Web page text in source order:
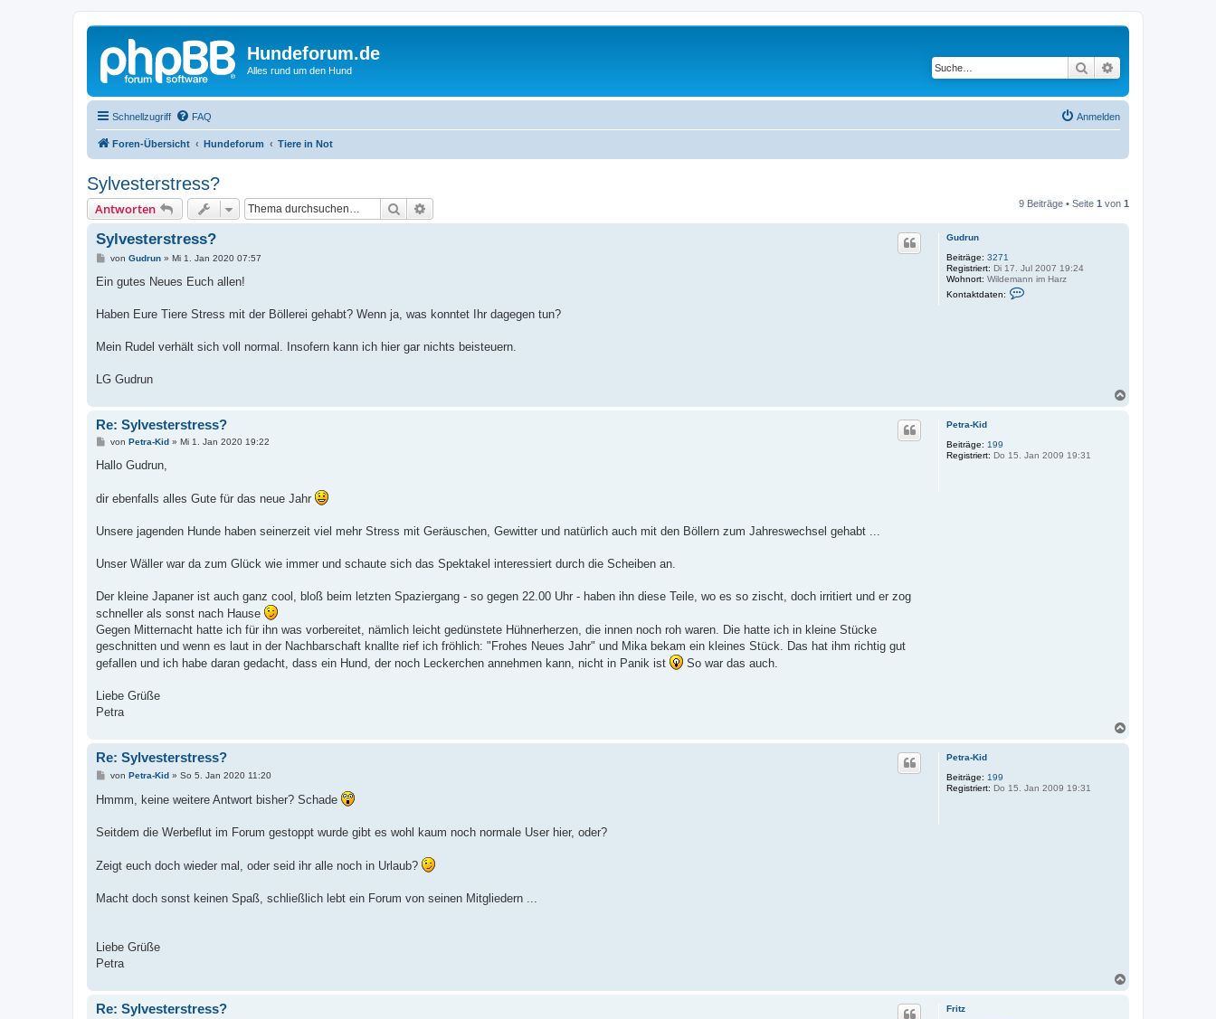
Hundeforum.de
Alles rund um den Hund Suche
Schnellzugriff FAQ Anmelden
Foren-Übersicht Hundeforum Tiere in Not
Sylvesterstress?
Antworten Suche 9 Beiträge • Seite 1 von 1
Gudrun
Beiträge: 3271
Registriert: Di 17. Jul 2007 19:24
Wohnort: Wildemann im Harz
Kontaktdaten:
n
G
Sylvesterstress?
B
i
a
von Gudrun» Mi 1. Jan 2020 07:57
Ein gutes Neues Euch allen!
Haben Eure Tiere Stress mit der Böllerei gehabt? Wenn ja, was konntet Ihr dagegen tun?
Mein Rudel verhält sich voll normal. Insofern kann ich hier gar nichts beisteuern.
LG Gudrun
Petra-Kid
Beiträge: 199
Registriert: Do 15. Jan 2009 19:31
Re: Sylvesterstress?
B
i
a
g
von Petra-Kid» Mi 1. Jan 2020 19:22
Hallo Gudrun,
dir ebenfalls alles Gute für das neue Jahr
Unsere jagenden Hunde haben seinerzeit viel mehr Stress mit Geräuschen, Gewitter und natürlich auch mit den Böllern zum Jahreswechsel gehabt ...
Unser Wäller war da zum Glück wie immer und schaute sich das Spektakel interessiert durch die Scheiben an.
Der kleine Japaner ist auch ganz cool, bloß beim letzten Spaziergang - so gegen 22.00 Uhr - haben ihn diese Teile, wo es so zischt, doch irritiert und er zog
schneller als sonst nach Hause
Gegen Mitternacht hatte ich für ihn was vorbereitet, nämlich leicht gedünstete Hühnerherzen, die innen noch roh waren. Die hatte ich in kleine Stücke
geschnitten und wenn es laut in der Nachbarschaft knallte rief ich fröhlich: "Frohes Neues Jahr" und Mika bekam ein kleines Stück. Das hat ihm richtig gut
gefallen und ich habe daran gedacht, dass ein Hund, der noch Leckerchen annehmen kann, nicht in Panik ist
So war das auch.
Liebe Grüße
Petra
Petra-Kid
Beiträge: 199
Registriert: Do 15. Jan 2009 19:31
Re: Sylvesterstress?
B
i
t
a
g
von Petra-Kid» So 5. Jan 2020 11:20
Hmmm, keine weitere Antwort bisher? Schade
Seitdem die Werbeflut im Forum gestoppt wurde gibt es wohl kaum noch normale User hier, oder?
Zeigt euch doch wieder mal, oder seid ihr alle noch in Urlaub?
Macht doch sonst keinen Spaß, schließlich lebt ein Forum von seinen Mitgliedern ...
Liebe Grüße
Petra
Fritz
Re: Sylvesterstress?